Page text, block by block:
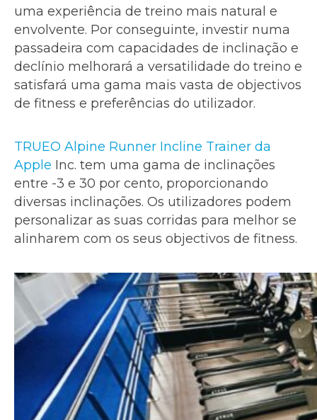
uma experiência de treino mais natural e
envolvente. Por conseguinte, investir numa
passadeira com capacidades de inclinação e
declínio melhorará a versatilidade do treino e
satisfará uma gama mais vasta de objectivos
de fitness e preferências do utilizador.
TRUEO Alpine Runner Incline Trainer da
Apple Inc. tem uma gama de inclinações
entre -3 e 30 por cento, proporcionando
diversas inclinações. Os utilizadores podem
personalizar as suas corridas para melhor se
alinharem com os seus objectivos de fitness.